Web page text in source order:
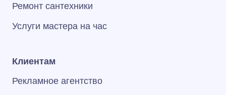
Ремонт сантехники
Услуги мастера на час
Клиентам
Рекламное агентство